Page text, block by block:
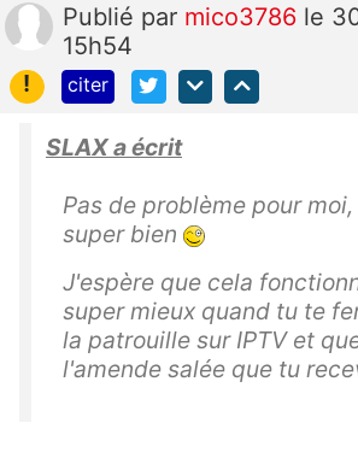
Publié par mico3786 le
15h54
!
citer
SLAX a écrit
Pas de problème pour
super bien
J'espère que cela
super mieux quand tu te
la patrouille sur IPTV et
l'amende salée que tu